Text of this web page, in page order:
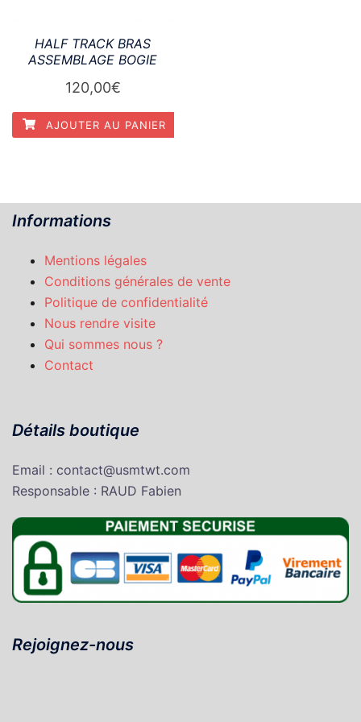
HALF TRACK BRAS
ASSEMBLAGE BOGIE
120,00€
AJOUTER AU PANIER
Informations
Mentions légales
Conditions générales de vente
Politique de confidentialité
Nous rendre visite
Qui sommes nous ?
Contact
Détails boutique
Email : contact@usmtwt.com
Responsable : RAUD Fabien
Rejoignez-nous